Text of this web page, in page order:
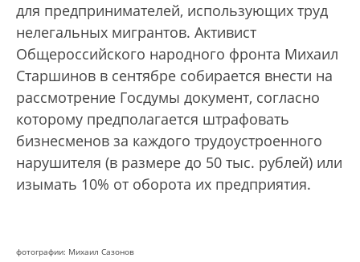
для предпринимателей, использующих труд
нелегальных мигрантов. Активист
Общероссийского народного фронта Михаил
Старшинов в сентябре собирается внести на
рассмотрение Госдумы документ, согласно
которому предполагается штрафовать
бизнесменов за каждого трудоустроенного
нарушителя (в размере до 50 тыс. рублей) или
изымать 10% от оборота их предприятия.
фотографии: Михаил Сазонов